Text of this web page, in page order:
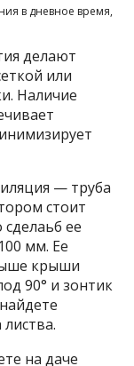
в дневное время,
делают
или
Наличие
— труба
стоит
ее
мм. Ее
крыши
90° и зонтик